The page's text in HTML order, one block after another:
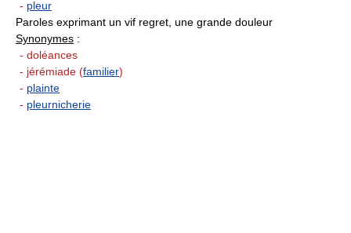
- pleur
Paroles exprimant un vif regret, une grande douleur
Synonymes :
- doléances
- jérémiade (familier)
- plainte
- pleurnicherie